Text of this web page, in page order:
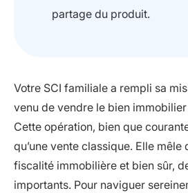
partage du produit.
Votre SCI familiale a rempli sa
venu de vendre le bien immobilier
Cette opération, bien que
qu’une vente classique. Elle mêle
fiscalité immobilière et bien sûr,
importants. Pour naviguer